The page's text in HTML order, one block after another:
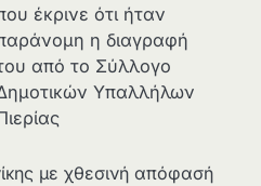
έκρινε ότι ήταν
η διαγραφή
από το Σύλλογο
Υπαλλήλων
με χθεσινή απόφασή